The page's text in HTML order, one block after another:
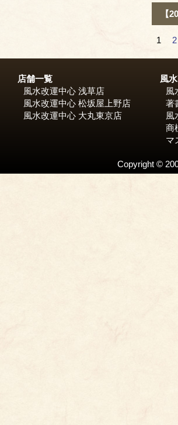
【
ジ
1 2
店舗一覧
風水改運中心 浅草店
風水改運中心 松坂屋上野店
風水改運中心 大丸東京店
風
風
著
風
商
マ
Copyright ©